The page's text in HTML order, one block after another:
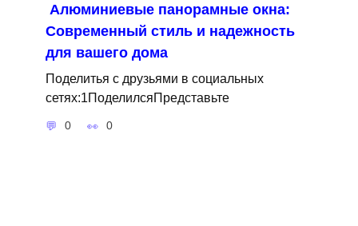
Алюминиевые панорамные окна:
Современный стиль и надежность
для вашего дома
Поделитья с друзьями в социальных
сетях:1ПоделилсяПредставьте
0 0